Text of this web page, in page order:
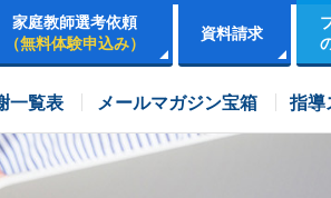
家庭教師選考依頼
（無料体験申込み）
資料請求
コース 市進学院コース
一覧表 メールマガジン宝箱 指導